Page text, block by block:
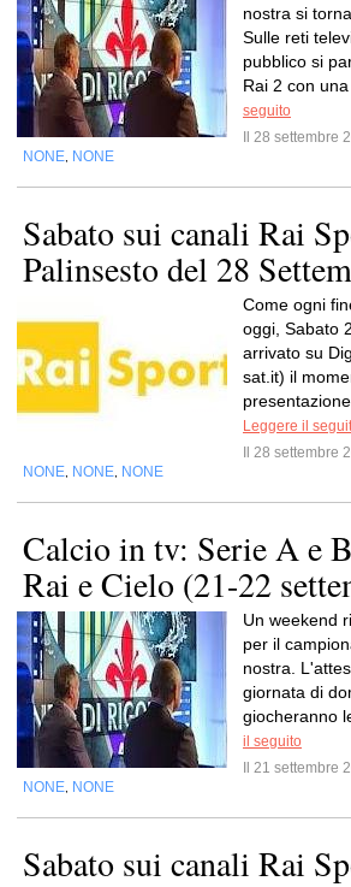
nostra si
Sulle reti
pubblico si
Rai 2 con una
seguito
Il 28 settembre
NONE NONE
Sabato sui canali Rai
Palinsesto del 28
Come ogni
oggi, Sabato
arrivato su
sat.it) il
Leggere il
Il 28 settembre
NONE NONE NONE
Calcio in tv: Serie A e
Rai e Cielo (21-22
Un weekend
per il
nostra.
giornata di
giocheranno
il seguito
Il 21 settembre
NONE NONE
Sabato sui canali Rai